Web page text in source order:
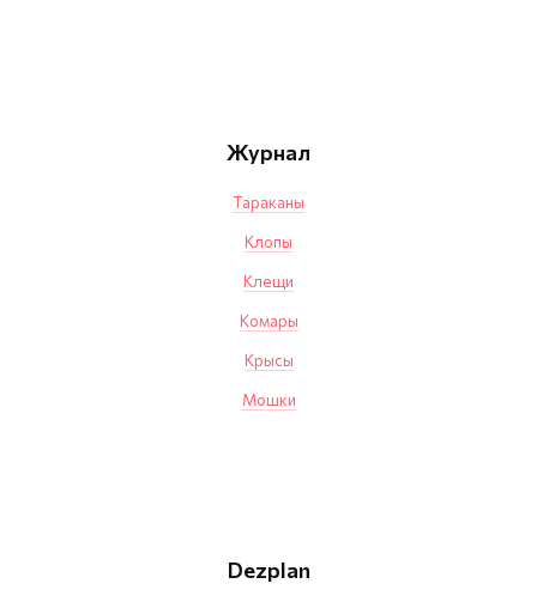
Dezplan
Журнал
Тараканы
Клопы
Клещи
Комары
Крысы
Мошки